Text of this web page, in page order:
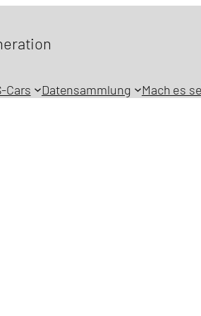
Cars Datensammlung Mach es